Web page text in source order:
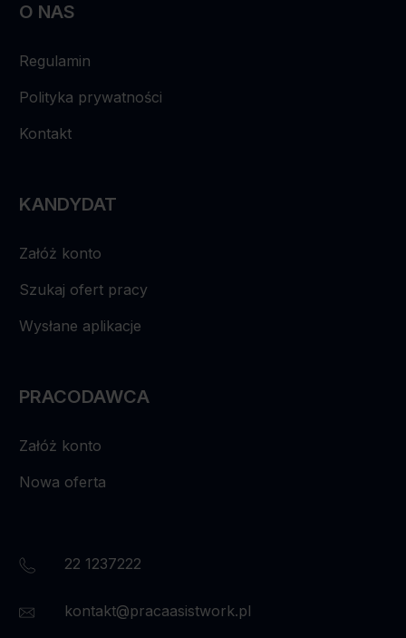
22 1237222
kontakt@pracaasistwork.pl
O NAS
Regulamin
Polityka prywatności
Kontakt
KANDYDAT
Załóż konto
Szukaj ofert pracy
Wysłane aplikacje
PRACODAWCA
Załóż konto
Nowa oferta